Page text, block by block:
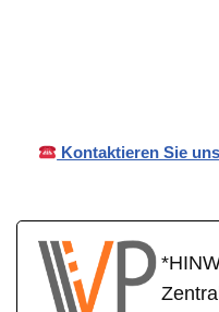
Kontaktieren Sie